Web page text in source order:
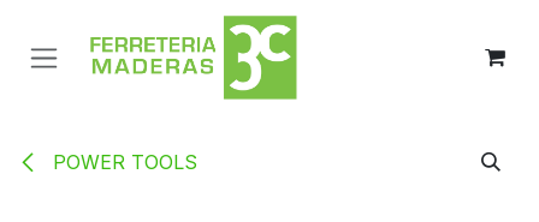
POWER TOOLS